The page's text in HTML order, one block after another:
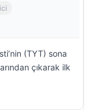
(TYT) sona
çıkarak ilk